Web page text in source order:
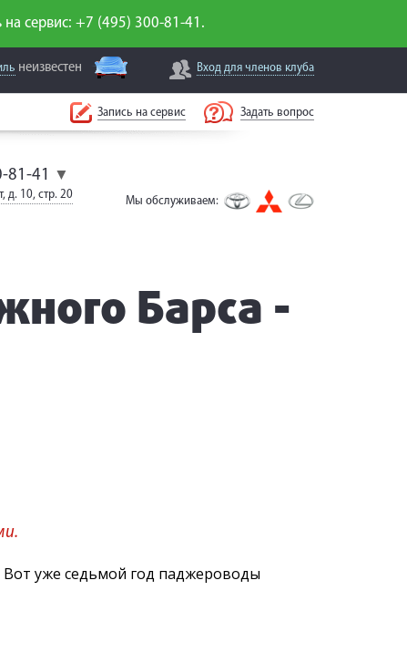
на сервис: +7 (495) 300-81-41.
неизвестен Вход для членов клуба
Запись на сервис Задать вопрос
81-41 ▼
д. 10, стр. 20 Мы обслуживаем:
Барса -
уже седьмой год паджероводы